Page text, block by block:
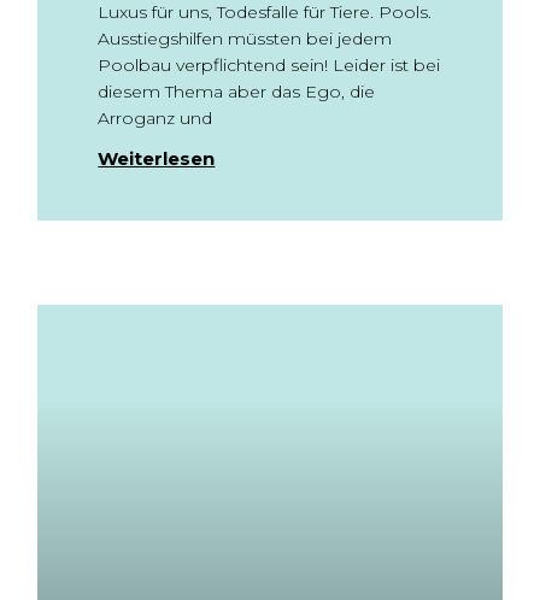
Luxus für uns, Todesfalle für Tiere. Pools.
Ausstiegshilfen müssten bei jedem
Poolbau verpflichtend sein! Leider ist bei
diesem Thema aber das Ego, die
Arroganz und
Weiterlesen